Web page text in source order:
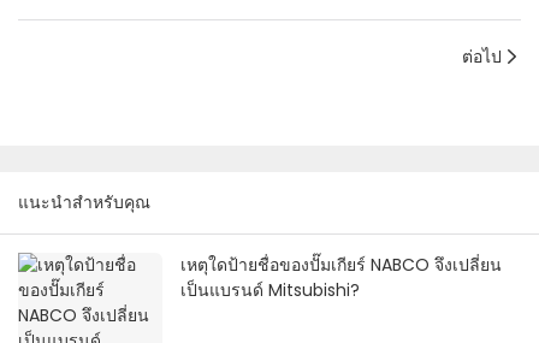
ต่อไป
แนะนำสำหรับคุณ
เหตุใดป้ายชื่อของปั๊มเกียร์ NABCO จึงเปลี่ยน
เป็นแบรนด์ Mitsubishi?